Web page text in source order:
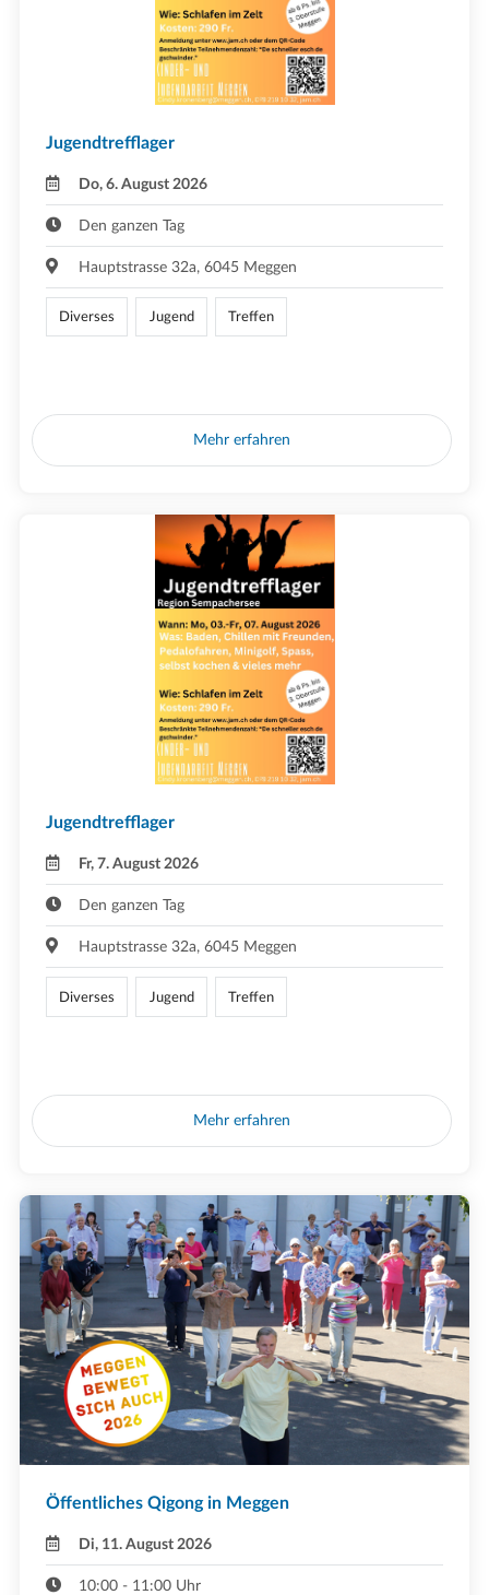
Jugendtrefflager
Do, 6. August 2026
Den ganzen Tag
Hauptstrasse 32a, 6045 Meggen
Diverses Jugend Treffen
Mehr erfahren
Jugendtrefflager
Fr, 7. August 2026
Den ganzen Tag
Hauptstrasse 32a, 6045 Meggen
Diverses Jugend Treffen
Mehr erfahren
Öffentliches Qigong in Meggen
Di, 11. August 2026
10:00 - 11:00 Uhr